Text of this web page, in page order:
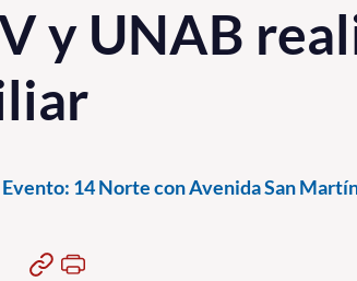
y UNAB
14 Norte con Avenida San